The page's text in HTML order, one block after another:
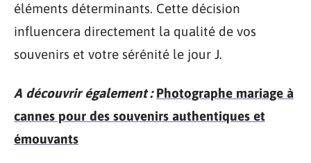
éléments déterminants. Cette décision
influencera directement la qualité de vos
souvenirs et votre sérénité le jour J.
A découvrir également : Photographe mariage à
cannes pour des souvenirs authentiques et
émouvants